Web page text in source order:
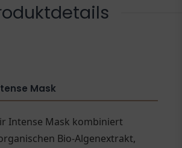
Mask
Intense Mask kombiniert
Bio-Algenextrakt,